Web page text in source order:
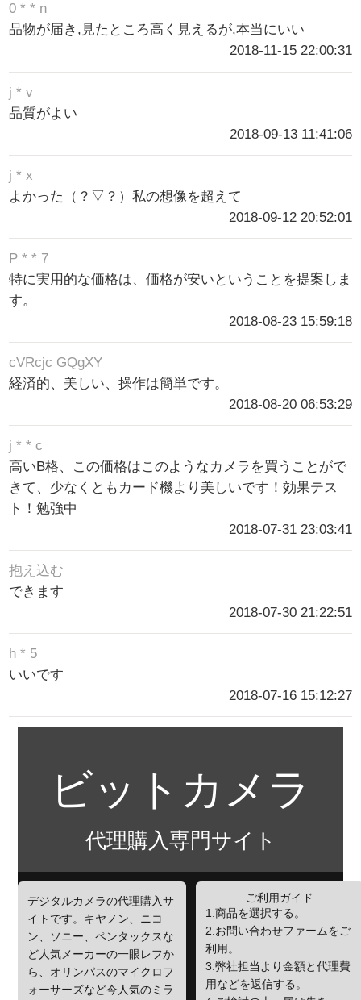
0 * * n
品物が届き,見たところ高く見えるが,本当にいい
2018-11-15 22:00:31
j * v
品質がよい
2018-09-13 11:41:06
j * x
よかった（？▽？）私の想像を超えて
2018-09-12 20:52:01
P * * 7
特に実用的な価格は、価格が安いということを提案しま
す。
2018-08-23 15:59:18
cVRcjc GQgXY
経済的、美しい、操作は簡単です。
2018-08-20 06:53:29
j * * c
高いB格、この価格はこのようなカメラを買うことがで
きて、少なくともカード機より美しいです！効果テス
ト！勉強中
2018-07-31 23:03:41
抱え込む
できます
2018-07-30 21:22:51
h * 5
いいです
2018-07-16 15:12:27
ビットカメラ
代理購入専門サイト
デジタルカメラの代理購入サ
イトです。キヤノン、ニコ
ン、ソニー、ペンタックスな
ど人気メーカーの一眼レフか
ら、オリンパスのマイクロフ
ォーサーズなど今人気のミラ
ご利用ガイド
1.商品を選択する。
2.お問い合わせファームをご
利用。
3.弊社担当より金額と代理費
用などを返信する。